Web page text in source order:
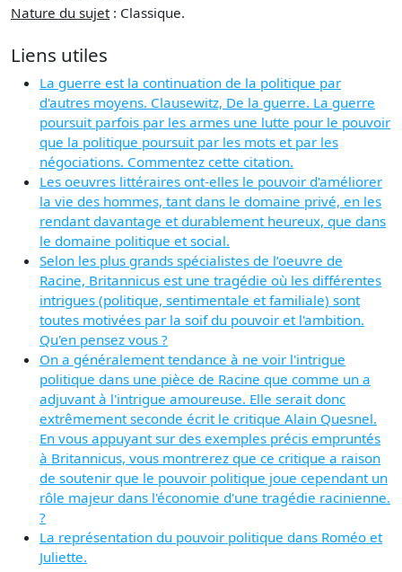
Nature du sujet : Classique.
Liens utiles
La guerre est la continuation de la politique par
d'autres moyens. Clausewitz, De la guerre. La guerre
poursuit parfois par les armes une lutte pour le pouvoir
que la politique poursuit par les mots et par les
négociations. Commentez cette citation.
Les oeuvres littéraires ont-elles le pouvoir d'améliorer
la vie des hommes, tant dans le domaine privé, en les
rendant davantage et durablement heureux, que dans
le domaine politique et social.
Selon les plus grands spécialistes de l’oeuvre de
Racine, Britannicus est une tragédie où les différentes
intrigues (politique, sentimentale et familiale) sont
toutes motivées par la soif du pouvoir et l'ambition.
Qu'en pensez vous ?
On a généralement tendance à ne voir l'intrigue
politique dans une pièce de Racine que comme un a
adjuvant à l'intrigue amoureuse. Elle serait donc
extrêmement seconde écrit le critique Alain Quesnel.
En vous appuyant sur des exemples précis empruntés
à Britannicus, vous montrerez que ce critique a raison
de soutenir que le pouvoir politique joue cependant un
rôle majeur dans l'économie d'une tragédie racinienne.
?
La représentation du pouvoir politique dans Roméo et
Juliette.